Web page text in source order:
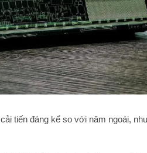
tiến đáng kể so với năm ngoái,